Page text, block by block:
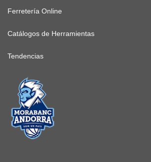
Ferretería Online
Catálogos de Herramientas
Tendencias